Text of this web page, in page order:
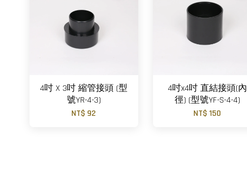
4吋 X 3吋 縮管接頭 (型
號YR-4-3)
NT$ 92
4吋x4吋 直結接頭(內
徑) (型號YF-S-4-4)
NT$ 150